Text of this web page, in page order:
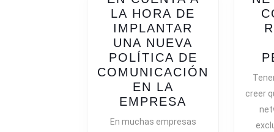
LA HORA DE
IMPLANTAR
UNA NUEVA
POLÍTICA DE
COMUNICACIÓN
EN LA
EMPRESA
En muchas empresas
creer